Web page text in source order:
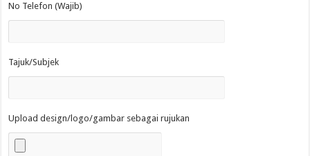
No Telefon (Wajib)
Tajuk/Subjek
Upload design/logo/gambar sebagai rujukan